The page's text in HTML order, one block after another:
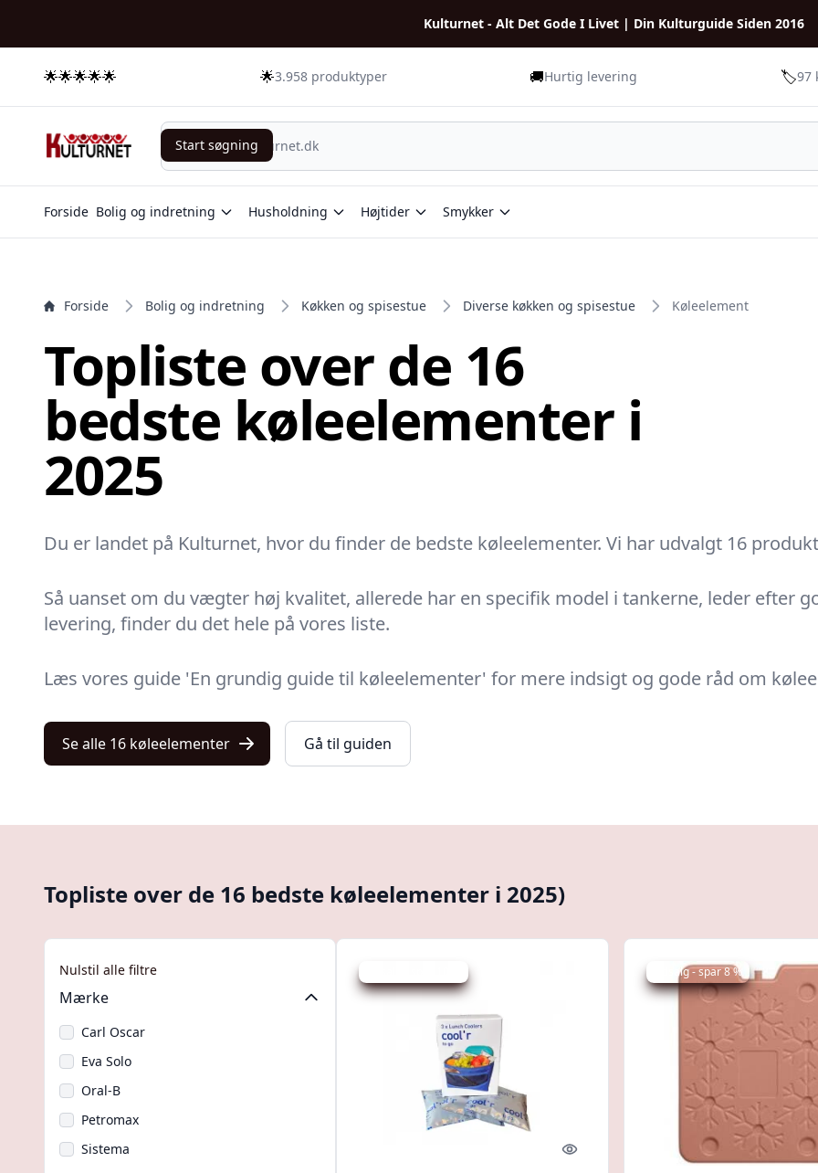
Kulturnet - Alt Det Gode I Livet | Din Kulturguide Siden 2016
🌟🌟🌟🌟🌟 🌟3.958 produktyper 🚚Hurtig levering 🏷️97
Start søgning
Start søgning
Forside Bolig og indretning Husholdning Højtider Smykker
Forside Bolig og indretning Køkken og spisestue Diverse køkken og spisestue Køleelement
Topliste over de 16
bedste køleelementer i
2025
Du er landet på Kulturnet, hvor du finder de bedste køleelementer. Vi har udvalgt 16
Så uanset om du vægter høj kvalitet, allerede har en specifik model i tankerne, leder efter
levering, finder du det hele på vores liste.
Læs vores guide 'En grundig guide til køleelementer' for mere indsigt og gode råd om
Se alle 16 køleelementer Gå til guiden
Topliste over de 16 bedste køleelementer i 2025)
Nulstil alle filtre
Mærke
Carl Oscar
Eva Solo
Oral-B
Petromax
Sistema
Quick look
Udsalg - spar 8 %